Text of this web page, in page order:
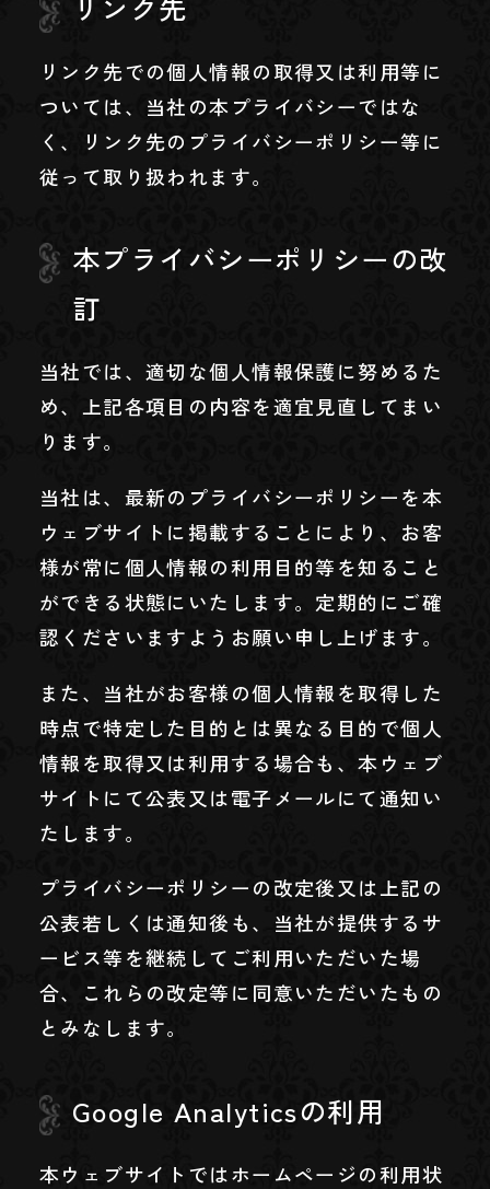
リンク先での個人情報の取得又は利用等に
ついては、当社の本プライバシーではな
く、リンク先のプライバシーポリシー等に
従って取り扱われます。
本プライバシーポリシーの改
訂
当社では、適切な個人情報保護に努めるた
め、上記各項目の内容を適宜見直してまい
ります。
当社は、最新のプライバシーポリシーを本
ウェブサイトに掲載することにより、お客
様が常に個人情報の利用目的等を知ること
ができる状態にいたします。定期的にご確
認くださいますようお願い申し上げます。
また、当社がお客様の個人情報を取得した
時点で特定した目的とは異なる目的で個人
情報を取得又は利用する場合も、本ウェブ
サイトにて公表又は電子メールにて通知い
たします。
プライバシーポリシーの改定後又は上記の
公表若しくは通知後も、当社が提供するサ
ービス等を継続してご利用いただいた場
合、これらの改定等に同意いただいたもの
とみなします。
Google Analyticsの利用
本ウェブサイトではホームページの利用状